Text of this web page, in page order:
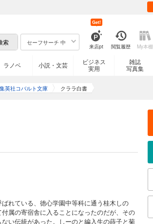
セーフサーチ 中
来店pt
Get!
閲覧履歴 My本棚
ラノベ 小説・文芸
ビジネス
実用
雑誌
写真集
集英社コバルト文庫 クララ白書
れている、徳心学園中等科に通う桂木しの
属の寄宿舎に入ることになったのだが、その
い伝統があった。しーのと編入生の蒔子と菊